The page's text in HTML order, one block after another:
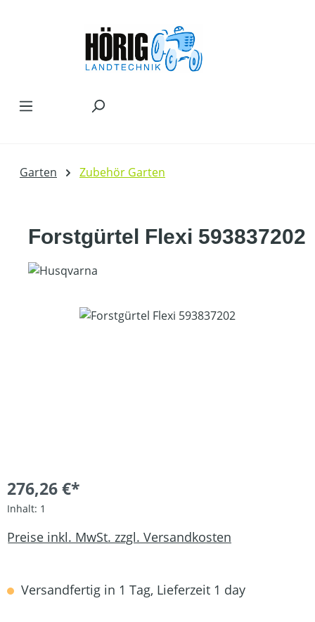
Garten Zubehör Garten
Forstgürtel Flexi 593837202
Bildergalerie überspringen
276,26 €*
Inhalt: 1
Preise inkl. MwSt. zzgl. Versandkosten
Versandfertig in 1 Tag, Lieferzeit 1 day